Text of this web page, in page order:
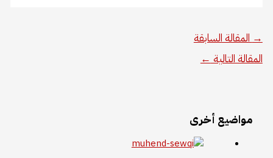
→ المقالة السابقة
المقالة التالية ←
مواضيع أخرى